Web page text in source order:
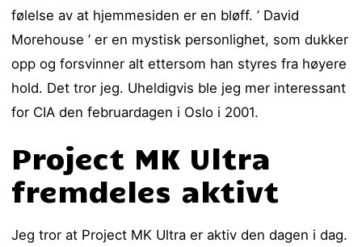
følelse av at hjemmesiden er en bløff. ’ David
Morehouse ’ er en mystisk personlighet, som dukker
opp og forsvinner alt ettersom han styres fra høyere
hold. Det tror jeg. Uheldigvis ble jeg mer interessant
for CIA den februardagen i Oslo i 2001.
Project MK Ultra
fremdeles aktivt
Jeg tror at Project MK Ultra er aktiv den dagen i dag.